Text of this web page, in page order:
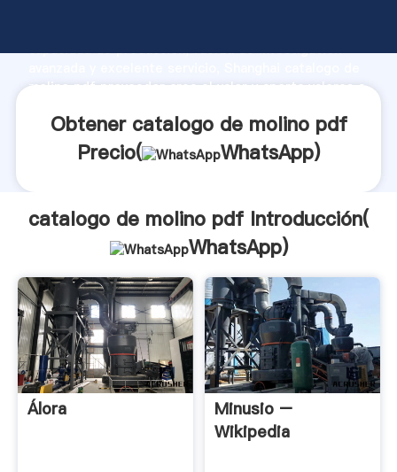
capacidad de producción, fuerza de investigación
molino pdf proveedor crea el valor y aporta valores a
Obtener catalogo de molino pdf
Precio(
WhatsApp)
catalogo de molino pdf Introducción(
WhatsApp)
Álora
Minusio –
Wikipedia